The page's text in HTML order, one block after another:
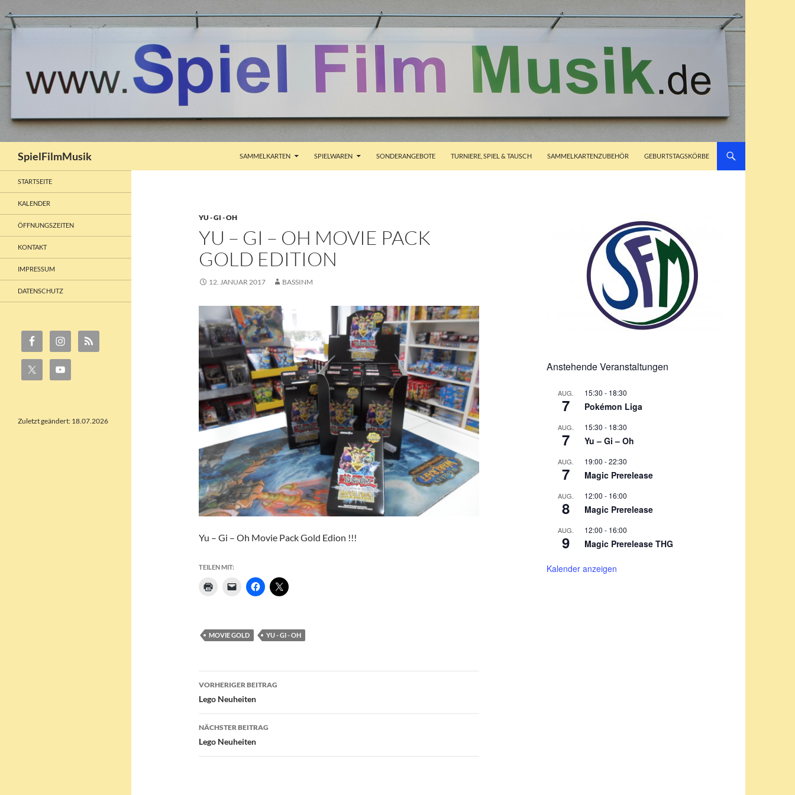
SpielFilmMusik
SAMMELKARTEN
SPIELWAREN SONDERANGEBOTE TURNIERE, SPIEL & TAUSCH SAMMELKARTENZUBEHÖR GEBURTSTAGSKÖRBE
YU - GI - OH
YU – GI – OH MOVIE PACK
GOLD EDITION
12. JANUAR 2017 BASSINM
Yu – Gi – Oh Movie Pack Gold Edion !!!
TEILEN MIT:
MOVIE GOLD YU - GI - OH
Beitragsnavigation
VORHERIGER BEITRAG
Lego Neuheiten
NÄCHSTER BEITRAG
Lego Neuheiten
Anstehende Veranstaltungen
AUG.
7
15:30 - 18:30
Pokémon Liga
AUG.
7
15:30 - 18:30
Yu – Gi – Oh
AUG.
7
19:00 -22:30
Magic Prerelease
AUG.
8
12:00 - 16:00
Magic Prerelease
AUG.
9
12:00 - 16:00
Magic Prerelease THG
Kalender anzeigen
STARTSEITE
KALENDER
ÖFFNUNGSZEITEN
KONTAKT
IMPRESSUM
DATENSCHUTZ
Zuletzt geändert: 18.07.2026